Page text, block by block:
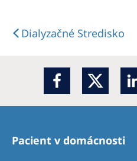
Dialyzačné Stredisko
Pacient v domácnosti